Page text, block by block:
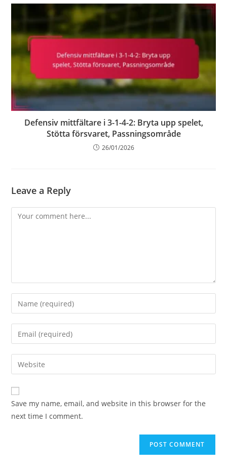
Defensiv mittfältare i 3-1-4-2: Bryta upp spelet,
Stötta försvaret, Passningsområde
26/01/2026
Leave a Reply
Comment
Enter
your
name
comment
Enter
your
email
address
comment
Enter
your
website
URL
(optional)
Save my name, email, and website in this browser for the
next time I comment.